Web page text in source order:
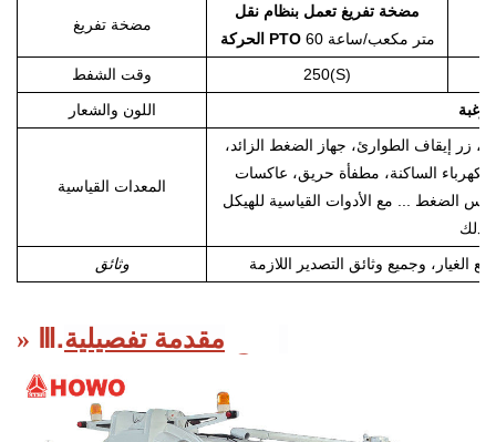
مضخة تفريغ
مضخة تفريغ تعمل بنظام نقل
الحركة PTO
60 متر مكعب/ساعة
وقت الشفط 250(S)
اللون والشعار
المعدات القياسية
زر إيقاف الطوارئ، جهاز الضغط الزائد،
الساكنة، مطفأة حريق، عاكسات
الضغط ... مع الأدوات القياسية للهيكل
وثائق
» .